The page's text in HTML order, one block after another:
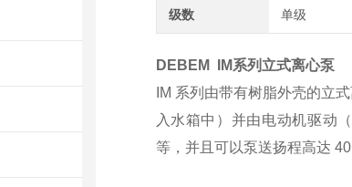
级数 单级
DEBEM IM系列立式离心泵
IM 系列由带有树脂外壳的立
入水箱中）并由电动机驱动
等，并且可以泵送扬程高达 40